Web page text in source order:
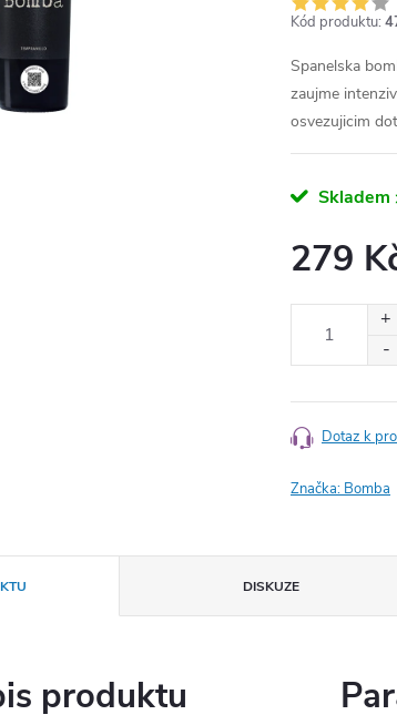
Kód produktu:
Spanelska
zaujme
osvezujicim
Skladem
279
Dotaz k
Značka: Bomba
DISKUZE
produktu